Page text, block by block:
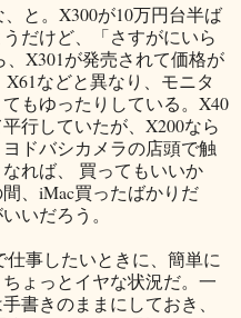
と。X300が10万円台半ば
だけど、「さすがにいら
X301が発売されて価格が
などと異なり、モニタ
もゆったりしている。X40
行していたが、X200なら
ドバシカメラの店頭で触
れば、 買ってもいいか
、iMac買ったばかりだ
いだろう。
事したいときに、簡単に
ょっとイヤな状況だ。一
書きのままにしておき、